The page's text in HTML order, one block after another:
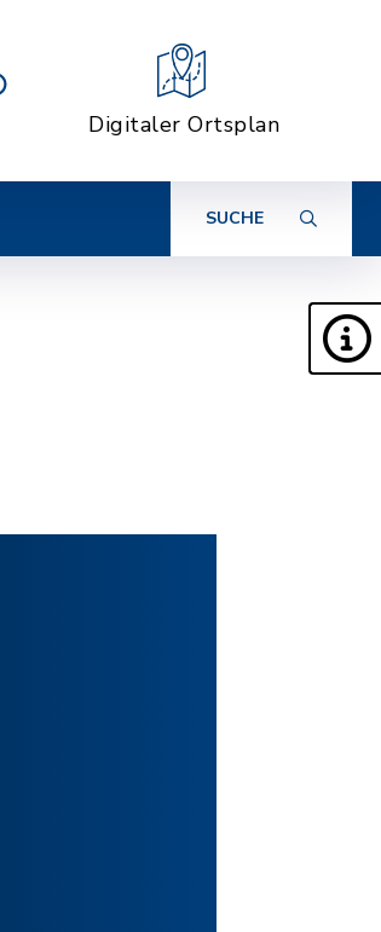
Digitaler Ortsplan
SUCHE